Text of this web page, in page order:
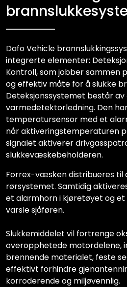
Dafo Vehicle
integrerte elementer:
Kontroll, som jobber sammen
og effektiv måte for å slukke
Deteksjonssystemet består
varmedetektorledning. Den
temperatursensor med et
når aktiveringstemperaturen
signalet aktiverer
slukkevæskebeholderen.
Forrex-væsken distribueres til
rørsystemet. Samtidig
et alarmhorn i kjøretøyet og et
varsle sjåføren.
Slukkemiddelet vil fortrenge
overopphetede motordelene,
brennende materialet, feste
effektivt forhindre
korroderende og miljøvennlig.